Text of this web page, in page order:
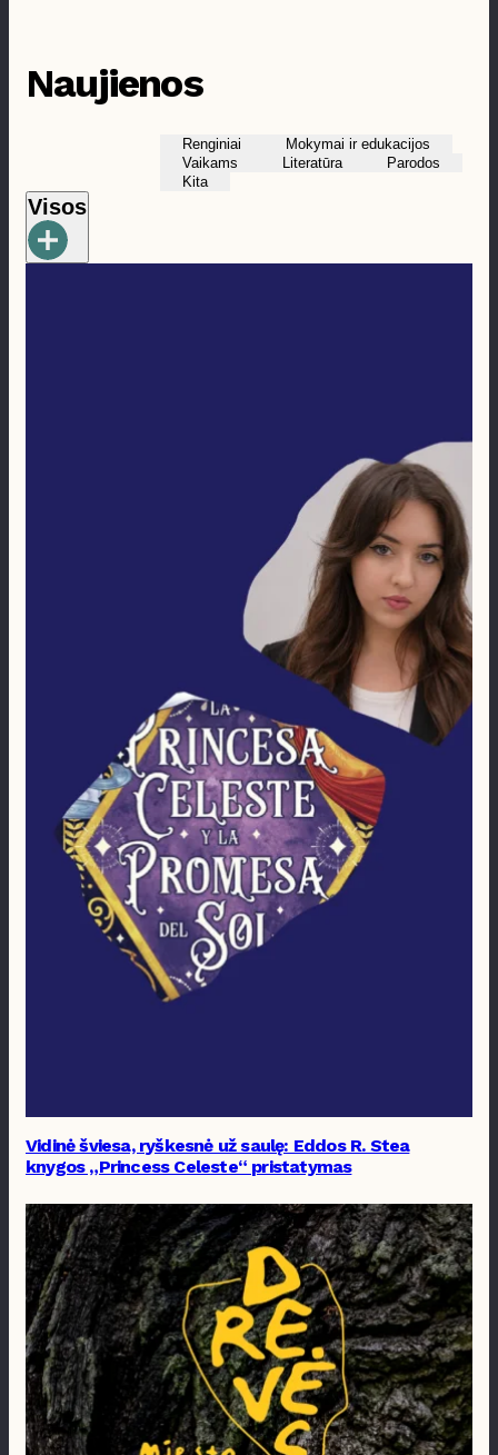
Naujienos
Renginiai
Mokymai ir edukacijos
Vaikams
Literatūra
Parodos
Kita
Visos
Vidinė šviesa, ryškesnė už saulę: Eddos R. Stea
knygos „Princess Celeste“ pristatymas